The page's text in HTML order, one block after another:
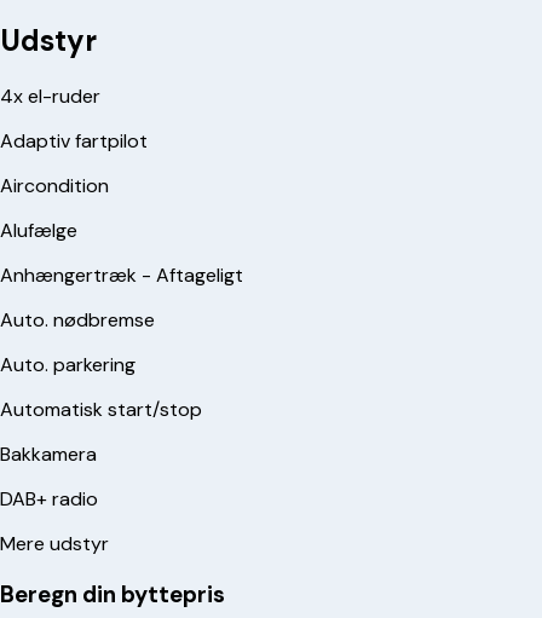
Udstyr
4x el-ruder
Adaptiv fartpilot
Aircondition
Alufælge
Anhængertræk - Aftageligt
Auto. nødbremse
Auto. parkering
Automatisk start/stop
Bakkamera
DAB+ radio
Mere udstyr
Beregn din byttepris